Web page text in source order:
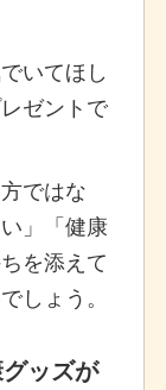
いてほし
ゼントで
ではな
」「健康
を添えて
しょう。
ッズが